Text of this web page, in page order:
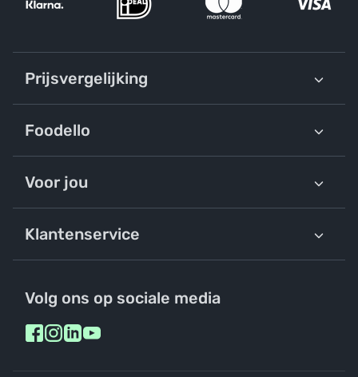
Prijsvergelijking
Foodello
Voor jou
Klantenservice
Volg ons op sociale media